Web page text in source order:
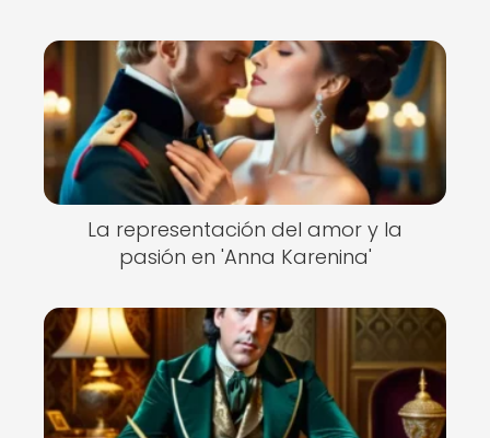
La representación del amor y la
pasión en 'Anna Karenina'